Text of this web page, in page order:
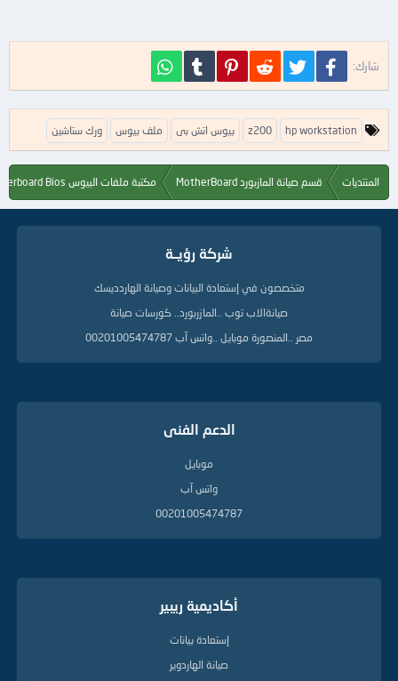
شارك: فيسبوك تويتر Reddit
Pinterest
Tumblr
ا
ل
م
hp workstation
z200 بيوس اتش بى ملف بيوس ورك ستاشين
المنتديات قسم صيانة المازبورد MotherBoard مكتبة ملفات البيوس Motherboard Bios
شركة رؤيــة
متخصصون في إستعادة البيانات وصيانة الهاردديسك
صيانةالاب توب ..المازربورد.. كورسات صيانة
مصر ..المنصورة موبايل ..واتس آب 00201005474787
الدعم الفنى
موبايل
واتس آب
00201005474787
أكاديمية ريبير
إستعادة بيانات
صيانة الهاردوير